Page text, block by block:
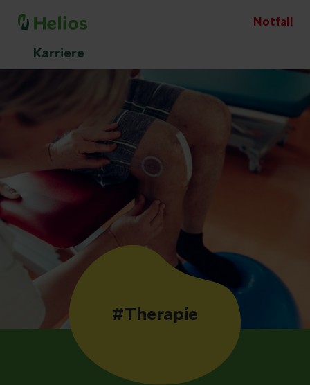
Notfall
Karriere
#Therapie